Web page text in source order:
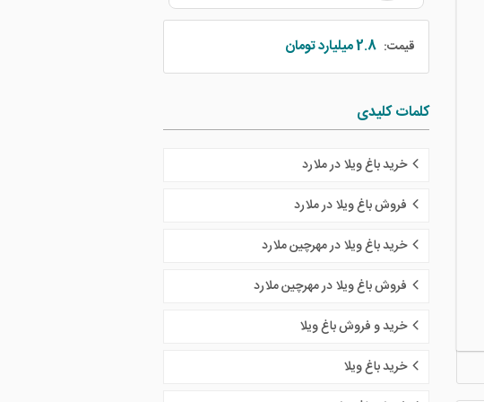
قیمت: 2.8 میلیارد تومان
کلمات کلیدی
خرید باغ ویلا در ملارد
فروش باغ ویلا در ملارد
خرید باغ ویلا در مهرچین ملارد
فروش باغ ویلا در مهرچین ملارد
خرید و فروش باغ ویلا
خرید باغ ویلا